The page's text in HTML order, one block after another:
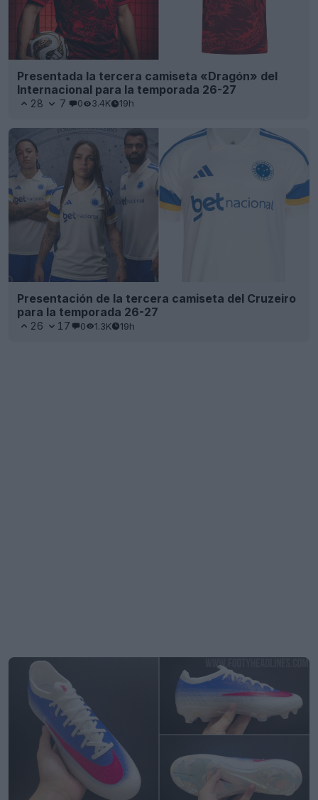
Presentada la tercera camiseta «Dragón» del
Internacional para la temporada 26-27
28 7 0 3.4K 19h
Presentación de la tercera camiseta del Cruzeiro
para la temporada 26-27
26 17 0 1.3K 19h